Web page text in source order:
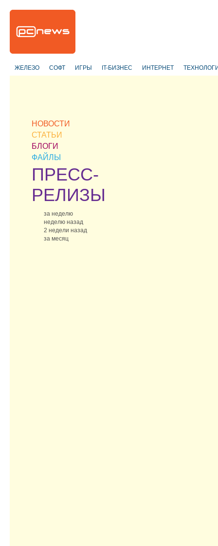
ЖЕЛЕЗО СОФТ ИГРЫ IT-БИЗНЕС ИНТЕРНЕТ
НОВОСТИ
СТАТЬИ
БЛОГИ
ФАЙЛЫ
ПРЕСС-
РЕЛИЗЫ
за неделю
неделю назад
2 недели назад
за месяц